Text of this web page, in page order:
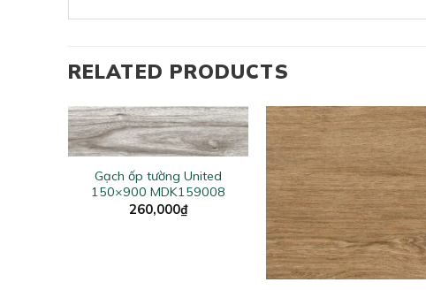
RELATED PRODUCTS
+
Gạch ốp tường United
150×900 MDK159008
260,000₫
+